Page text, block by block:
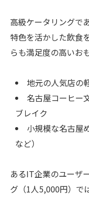
高級ケータリングで
特色を活かした飲食
らも満足度の高いお
地元の人気店の
名古屋コーヒー
ブレイク
小規模な名古屋
など）
あるIT企業のユーザ
グ（1人5,000円）で